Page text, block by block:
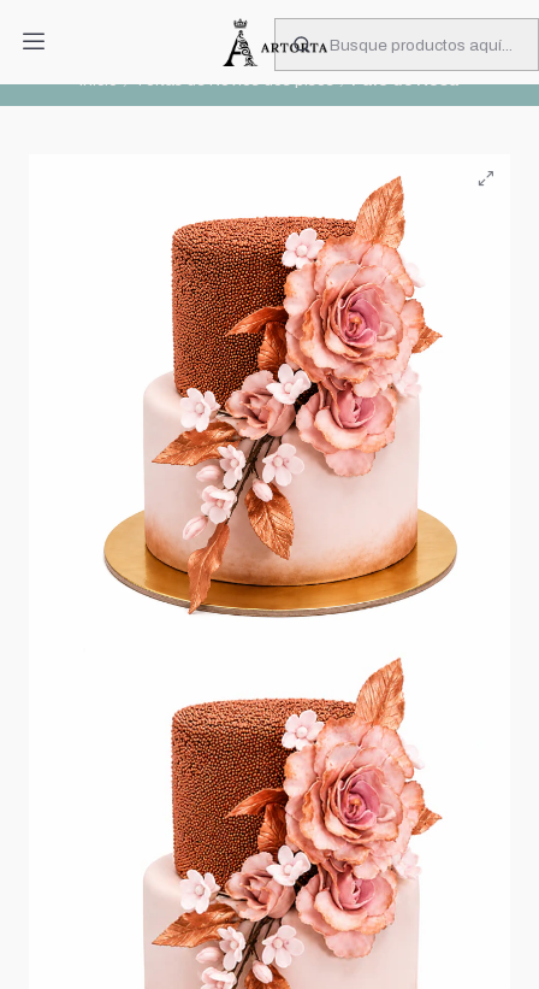
PIDA CON MUCHA ANTICIPACIÓN
Inicio Tortas de Novios dos pisos Palo de Rosa